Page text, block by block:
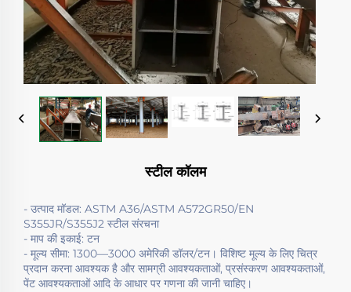
स्टील कॉलम
- उत्पाद मॉडल: ASTM A36/ASTM A572GR50/EN
S355JR/S355J2 स्टील संरचना
- माप की इकाई: टन
- मूल्य सीमा: 1300—3000 अमेरिकी डॉलर/टन। विशिष्ट मूल्य के लिए चित्र
प्रदान करना आवश्यक है और सामग्री आवश्यकताओं, प्रसंस्करण आवश्यकताओं,
पेंट आवश्यकताओं आदि के आधार पर गणना की जानी चाहिए।